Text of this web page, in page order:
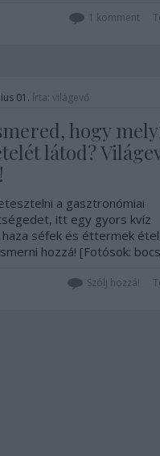
1 komment
01. írta: világevő
hogy
látod?
a gasztronómiai
itt egy gyors kvíz
haza séfek és éttermek
hozzá! [Fotósok:
legyen segítség!] Na hány
Szólj hozzá!